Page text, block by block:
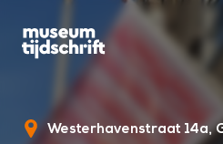
Westerhavenstraat 14a